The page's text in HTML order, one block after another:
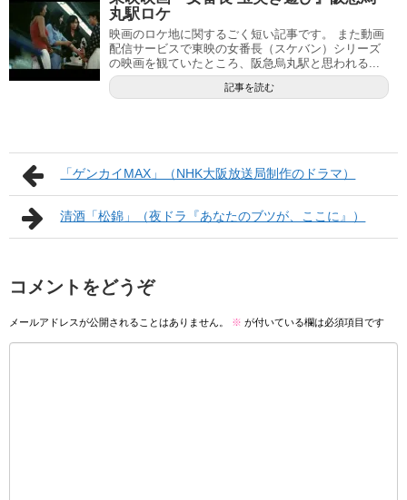
丸駅ロケ
映画のロケ地に関するごく短い記事です。 また動画
配信サービスで東映の女番長（スケバン）シリーズ
の映画を観ていたところ、阪急烏丸駅と思われる...
記事を読む
「ゲンカイMAX」（NHK大阪放送局制作のドラマ）
清酒「松錦」（夜ドラ『あなたのブツが、ここに』）
コメントをどうぞ
メールアドレスが公開されることはありません。 ※ が付いている欄は必須項目です